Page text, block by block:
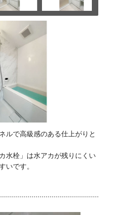
ルで高級感のある仕上がりと
水栓」は水アカが残りにくい
いです。